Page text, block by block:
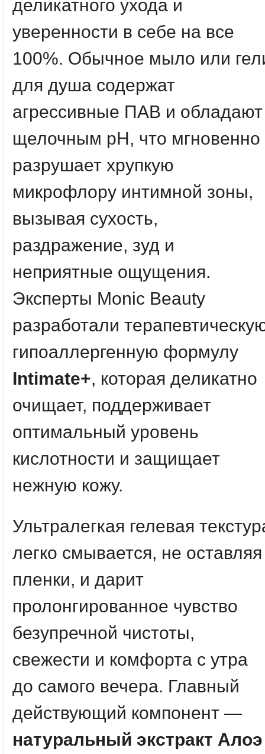
деликатного ухода и
уверенности в себе на все
100%. Обычное мыло или
для душа содержат
агрессивные ПАВ и обладают
щелочным pH, что мгновенно
разрушает хрупкую
микрофлору интимной зоны,
вызывая сухость,
раздражение, зуд и
неприятные ощущения.
Эксперты Monic Beauty
разработали
гипоаллергенную формулу
Intimate+, которая деликатно
очищает, поддерживает
оптимальный уровень
кислотности и защищает
нежную кожу.
Ультралегкая гелевая
легко смывается, не оставляя
пленки, и дарит
пролонгированное чувство
безупречной чистоты,
свежести и комфорта с утра
до самого вечера. Главный
действующий компонент —
натуральный экстракт Алоэ